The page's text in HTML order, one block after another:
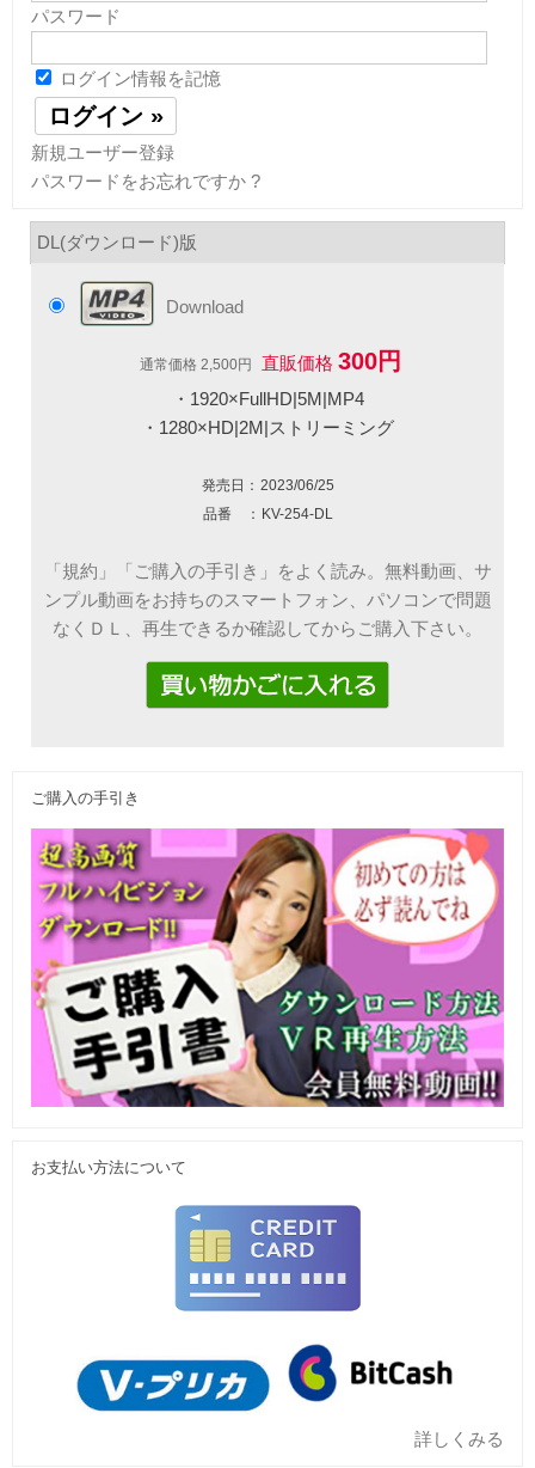
パスワード
ログイン情報を記憶
新規ユーザー登録
パスワードをお忘れですか ?
DL(ダウンロード)版
Download
通常価格 2,500円 直販価格 300円
・1920×FullHD|5M|MP4
・1280×HD|2M|ストリーミング
発売日： 2023/06/25
品番 ： KV-254-DL
「規約」「ご購入の手引き」をよく読み。無料動画、サ
ンプル動画をお持ちのスマートフォン、パソコンで問題
なくＤＬ、再生できるか確認してからご購入下さい。
ご購入の手引き
お支払い方法について
詳しくみる